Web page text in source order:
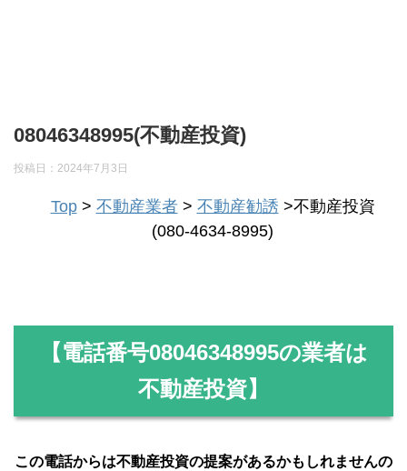
08046348995(不動産投資)
投稿日： 2024年7月3日
Top> 不動産業者> 不動産勧誘 >不動産投資
(080-4634-8995)
【電話番号08046348995の業者は
不動産投資】
この電話からは不動産投資の提案があるかもしれませんの